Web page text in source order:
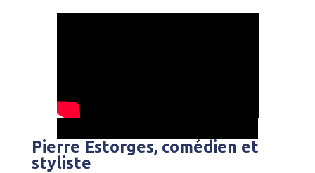
Pierre Estorges, comédien et
styliste